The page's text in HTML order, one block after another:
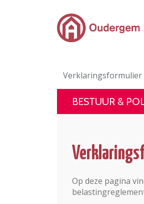
Ga naar de hoofdinhoud
Verklaringsformulier
BESTUUR &
Op deze pagina